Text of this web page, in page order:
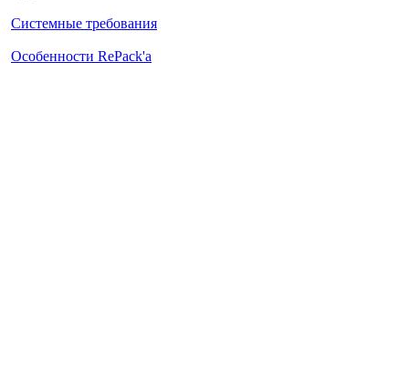
Системные требования
Особенности RePack'а